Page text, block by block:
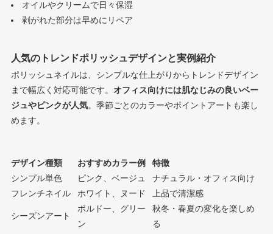
オイルやクリームで日々保湿
剥がれた部分は早めにリペア
人気のトレンドポリッシュデザインと実例紹介
ポリッシュネイルは、シンプルな仕上がりからトレンドデザイン
まで幅広く対応可能です。 オフィス向けには肌なじみの良いベー
ジュやピンクが人気。季節ごとのカラーやポイントアートも楽し
めます。
デザイン種類 おすすめカラー例
特徴
シンプル単色
ピンク、ベージュ
ナチュラル・オフィス向け
フレンチネイル
ホワイト、ヌード 上品で清潔感
シーズンアート
ボルドー、グリー
ン
秋冬・春夏の変化を楽しめ
る